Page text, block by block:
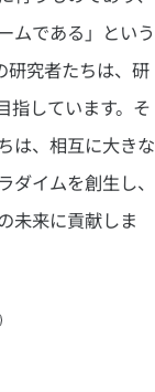
開
く
ムである」という
研究者たちは、研
指しています。そ
は、相互に大きな
イムを創生し、
未来に貢献しま